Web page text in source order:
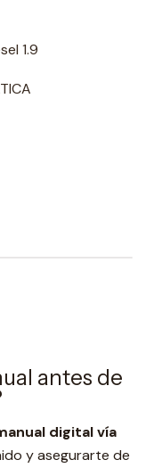
1.9
antes de
digital vía
y asegurarte de